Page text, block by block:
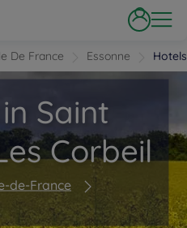
De France Essonne
Saint
Corbeil
de-France